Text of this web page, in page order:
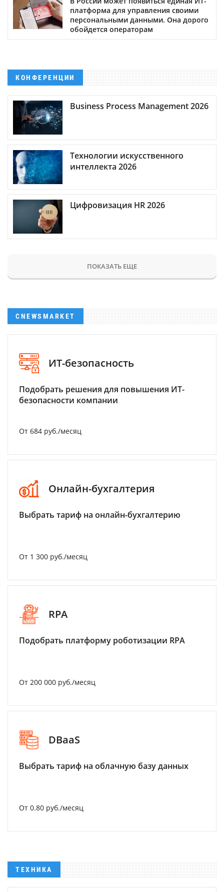
платформа для управления своими
персональными данными. Она дорого
обойдется операторам
КОНФЕРЕНЦИИ
Business Process Management 2026
Технологии искусственного
интеллекта 2026
Цифровизация HR 2026
ПОКАЗАТЬ ЕЩЕ
CNEWSMARKET
ИТ-безопасность
Подобрать решения для повышения ИТ-
безопасности компании
От 684 руб./месяц
Онлайн-бухгалтерия
Выбрать тариф на онлайн-бухгалтерию
От 1 300 руб./месяц
RPA
Подобрать платформу роботизации RPA
От 200 000 руб./месяц
DBaaS
Выбрать тариф на облачную базу данных
От 0.80 руб./месяц
ТЕХНИКА